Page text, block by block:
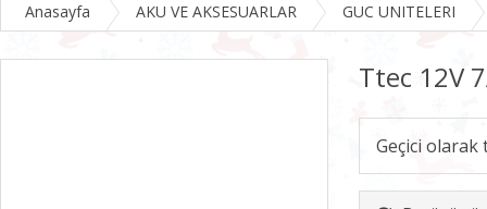
Anasayfa AKU VE AKSESUARLAR GUC UNITELERI
Ttec 12V
Geçici